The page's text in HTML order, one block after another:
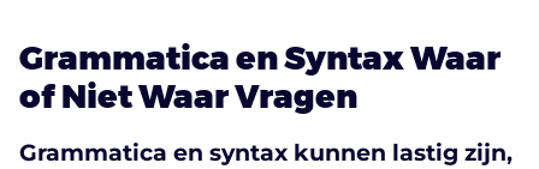
Grammatica en Syntax Waar
of Niet Waar Vragen
Grammatica en syntax kunnen lastig zijn,